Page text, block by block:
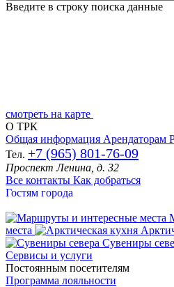
Введите в строку поиска данные
смотреть на карте
О ТРК
Общая информация Арендаторам
Тел. +7 (965) 801-76-09
Проспект Ленина, д. 32
Все контакты Как добраться
Гостям города
места
Сувениры
Сервисы и услуги
Постоянным посетителям
Программа лояльности